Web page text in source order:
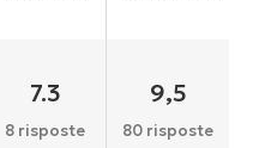
7.3
8 risposte
9,5
80 risposte